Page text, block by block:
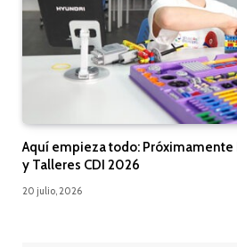
Aquí empieza todo: Próximamente
y Talleres CDI 2026
20 julio, 2026